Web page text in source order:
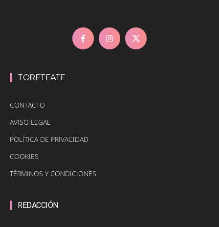
TORETEATE
CONTACTO
AVISO LEGAL
POLÍTICA DE PRIVACIDAD
COOKIES
TÉRMINOS Y CONDICIONES
REDACCIÓN